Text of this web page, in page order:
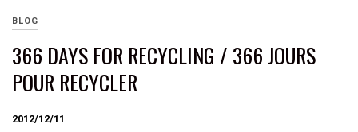
BLOG
366 DAYS FOR RECYCLING / 366 JOURS
POUR RECYCLER
2012/12/11